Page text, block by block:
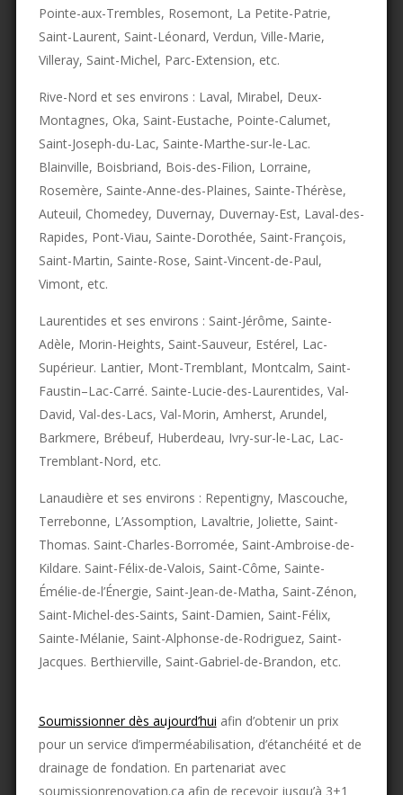
Pointe-aux-Trembles, Rosemont, La Petite-Patrie,
Saint-Laurent, Saint-Léonard, Verdun, Ville-Marie,
Villeray, Saint-Michel, Parc-Extension, etc.
Rive-Nord et ses environs : Laval, Mirabel, Deux-
Montagnes, Oka, Saint-Eustache, Pointe-Calumet,
Saint-Joseph-du-Lac, Sainte-Marthe-sur-le-Lac.
Blainville, Boisbriand, Bois-des-Filion, Lorraine,
Rosemère, Sainte-Anne-des-Plaines, Sainte-Thérèse,
Auteuil, Chomedey, Duvernay, Duvernay-Est, Laval-des-
Rapides, Pont-Viau, Sainte-Dorothée, Saint-François,
Saint-Martin, Sainte-Rose, Saint-Vincent-de-Paul,
Vimont, etc.
Laurentides et ses environs : Saint-Jérôme, Sainte-
Adèle, Morin-Heights, Saint-Sauveur, Estérel, Lac-
Supérieur. Lantier, Mont-Tremblant, Montcalm, Saint-
Faustin–Lac-Carré. Sainte-Lucie-des-Laurentides, Val-
David, Val-des-Lacs, Val-Morin, Amherst, Arundel,
Barkmere, Brébeuf, Huberdeau, Ivry-sur-le-Lac, Lac-
Tremblant-Nord, etc.
Lanaudière et ses environs : Repentigny, Mascouche,
Terrebonne, L’Assomption, Lavaltrie, Joliette, Saint-
Thomas. Saint-Charles-Borromée, Saint-Ambroise-de-
Kildare. Saint-Félix-de-Valois, Saint-Côme, Sainte-
Émélie-de-l’Énergie, Saint-Jean-de-Matha, Saint-Zénon,
Saint-Michel-des-Saints, Saint-Damien, Saint-Félix,
Sainte-Mélanie, Saint-Alphonse-de-Rodriguez, Saint-
Jacques. Berthierville, Saint-Gabriel-de-Brandon, etc.
Soumissionner dès aujourd’hui afin d’obtenir un prix
pour un service d’imperméabilisation, d’étanchéité et de
drainage de fondation. En partenariat avec
soumissionrenovation.ca afin de recevoir jusqu’à 3+1